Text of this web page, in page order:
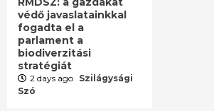
védő javaslatainkkal
fogadta el a
parlament a
biodiverzitási
stratégiát
2 days ago Szilágysági
Szó